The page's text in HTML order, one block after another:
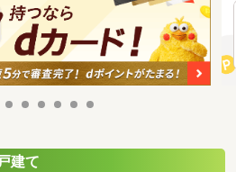
建て